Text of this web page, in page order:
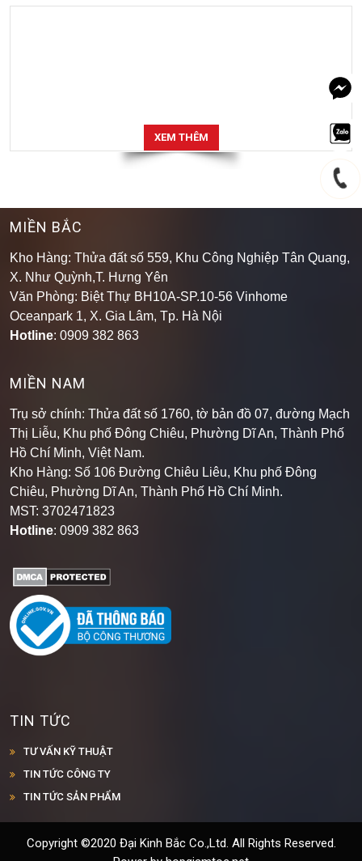
XEM THÊM
MIỀN BẮC
Kho Hàng: Thửa đất số 559, Khu Công Nghiệp Tân Quang,
X. Như Quỳnh,T. Hưng Yên
Văn Phòng: Biệt Thự BH10A-SP.10-56 Vinhome
Oceanpark 1, X. Gia Lâm, Tp. Hà Nội
Hotline: 0909 382 863
MIỀN NAM
Trụ sở chính: Thửa đất số 1760, tờ bản đồ 07, đường Mạch
Thị Liễu, Khu phố Đông Chiêu, Phường Dĩ An, Thành Phố
Hồ Chí Minh, Việt Nam.
Kho Hàng: Số 106 Đường Chiêu Liêu, Khu phố Đông
Chiêu, Phường Dĩ An, Thành Phố Hồ Chí Minh.
MST: 3702471823
Hotline: 0909 382 863
TIN TỨC
TƯ VẤN KỸ THUẬT
TIN TỨC CÔNG TY
TIN TỨC SẢN PHẨM
Copyright ©2020 Đại Kinh Bắc Co.,Ltd. All Rights Reserved.